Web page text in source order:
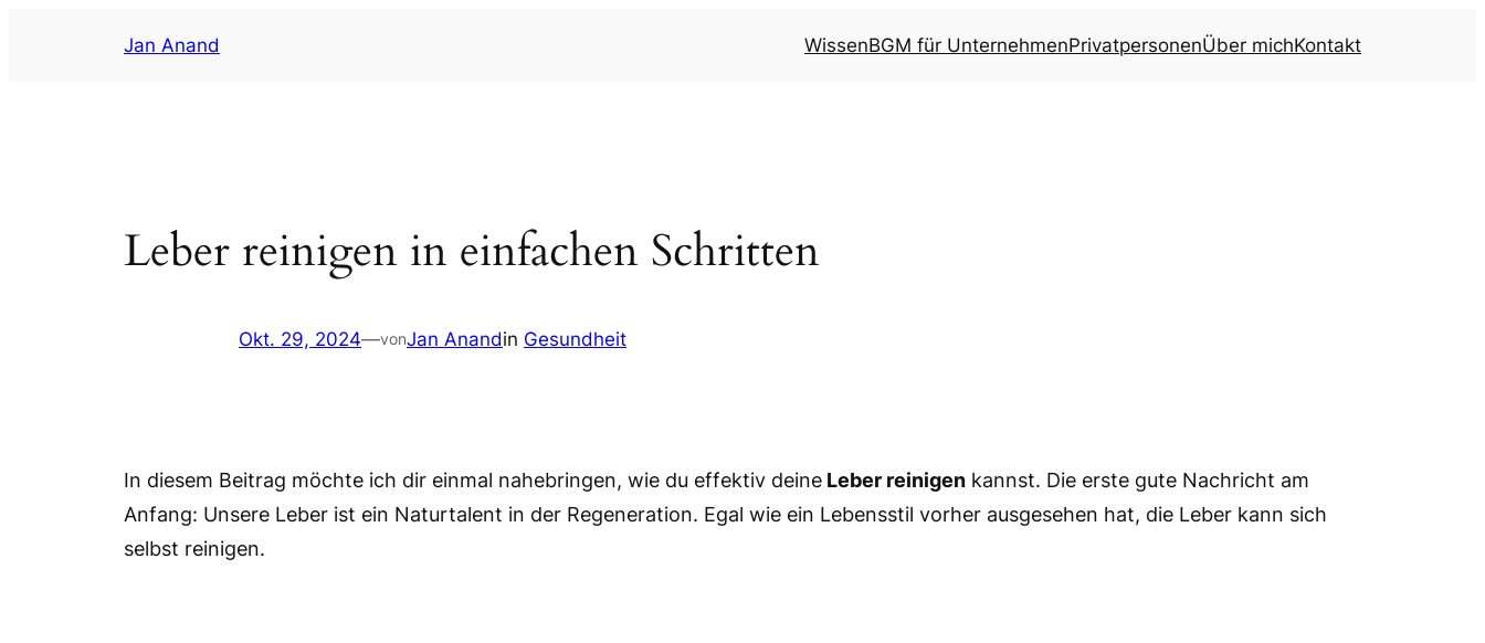
Jan Anand WissenBGM für UnternehmenPrivatpersonenÜber michKontakt
Leber reinigen in einfachen Schritten
Okt. 29, 2024—vonJan Anandin Gesundheit
In diesem Beitrag möchte ich dir einmal nahebringen, wie du effektiv deine Leber reinigen kannst. Die erste gute Nachricht am
Anfang: Unsere Leber ist ein Naturtalent in der Regeneration. Egal wie ein Lebensstil vorher ausgesehen hat, die Leber kann sich
selbst reinigen.